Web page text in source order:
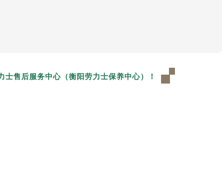
售后服务中心（衡阳劳力士保养中心）！